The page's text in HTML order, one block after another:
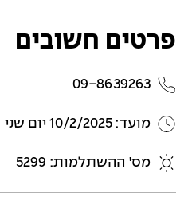
פרטים חשובים
09-8639263
מועד: 10/2/2025 יום שני
מס' ההשתלמות: 5299